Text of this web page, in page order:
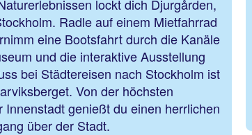
lockt dich Djurgården,
Radle auf einem Mietfahrrad
eine Bootsfahrt durch die Kanäle
und die interaktive Ausstellung
bei Städtereisen nach Stockholm ist
Von der höchsten
genießt du einen herrlichen
über der Stadt.